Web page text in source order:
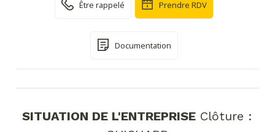
Être rappelé Prendre RDV
Documentation
SITUATION DE L'ENTREPRISE Clôture :